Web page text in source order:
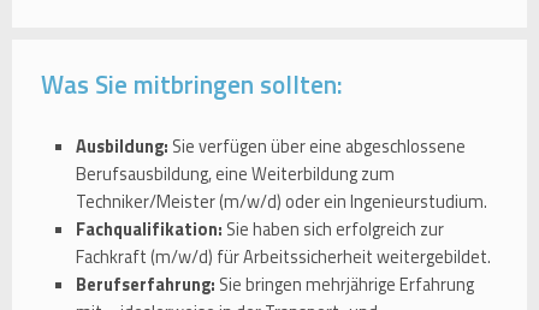
Was Sie mitbringen sollten:
Ausbildung: Sie verfügen über eine abgeschlossene
Berufsausbildung, eine Weiterbildung zum
Techniker/Meister (m/w/d) oder ein Ingenieurstudium.
Fachqualifikation: Sie haben sich erfolgreich zur
Fachkraft (m/w/d) für Arbeitssicherheit weitergebildet.
Berufserfahrung: Sie bringen mehrjährige Erfahrung